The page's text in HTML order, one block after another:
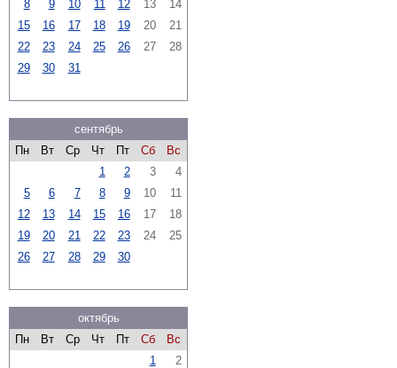
8
9 10 11 12 13
14
15
16 17 18 19 20
21
22
23 24 25 26 27
28
29
30 31
сентябрь
Пн
Вт Ср Чт Пт Сб
Вс
1
2 3
4
5
6 7 8 9 10
11
12
13 14 15 16 17
18
19
20 21 22 23 24
25
26
27 28 29 30
октябрь
Пн
Вт Ср Чт Пт Сб
Вс
1
2